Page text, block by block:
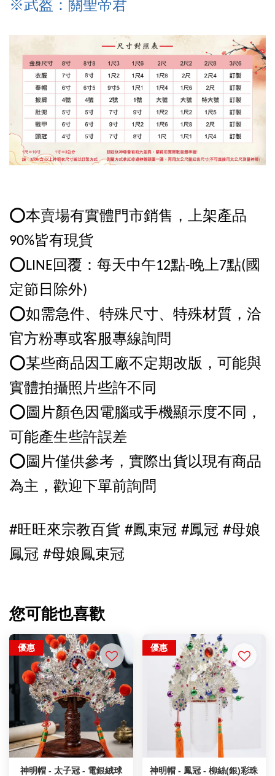
※武盔 ：關聖帝君
⭕️本賣場有實體門市銷售，上架產品
90%皆有現貨
⭕️LINE回覆：每天中午12點-晚上7點(國
定節日除外)
⭕️如需急件、特殊尺寸、特殊材質，洽
官方粉專或客服專線詢問
⭕️某些商品因工廠不定期改版，可能與
實體拍攝照片些許不同
⭕️圖片顏色因電腦或手機顯示度不同，
可能產生些許誤差
⭕️圖片僅供參考，實際出貨以現有商品
為主，歡迎下單前詢問
#旺旺來宗教百貨 #鳳束冠 #鳳冠 #母娘
鳳冠 #母娘鳳束冠
您可能也喜歡
優惠
神明帽 - 太子冠 - 電銀絨球
優惠
神明帽 - 鳳冠 - 柳絲(銀)彩珠